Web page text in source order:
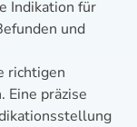
Indikation für
und
richtigen
Eine präzise